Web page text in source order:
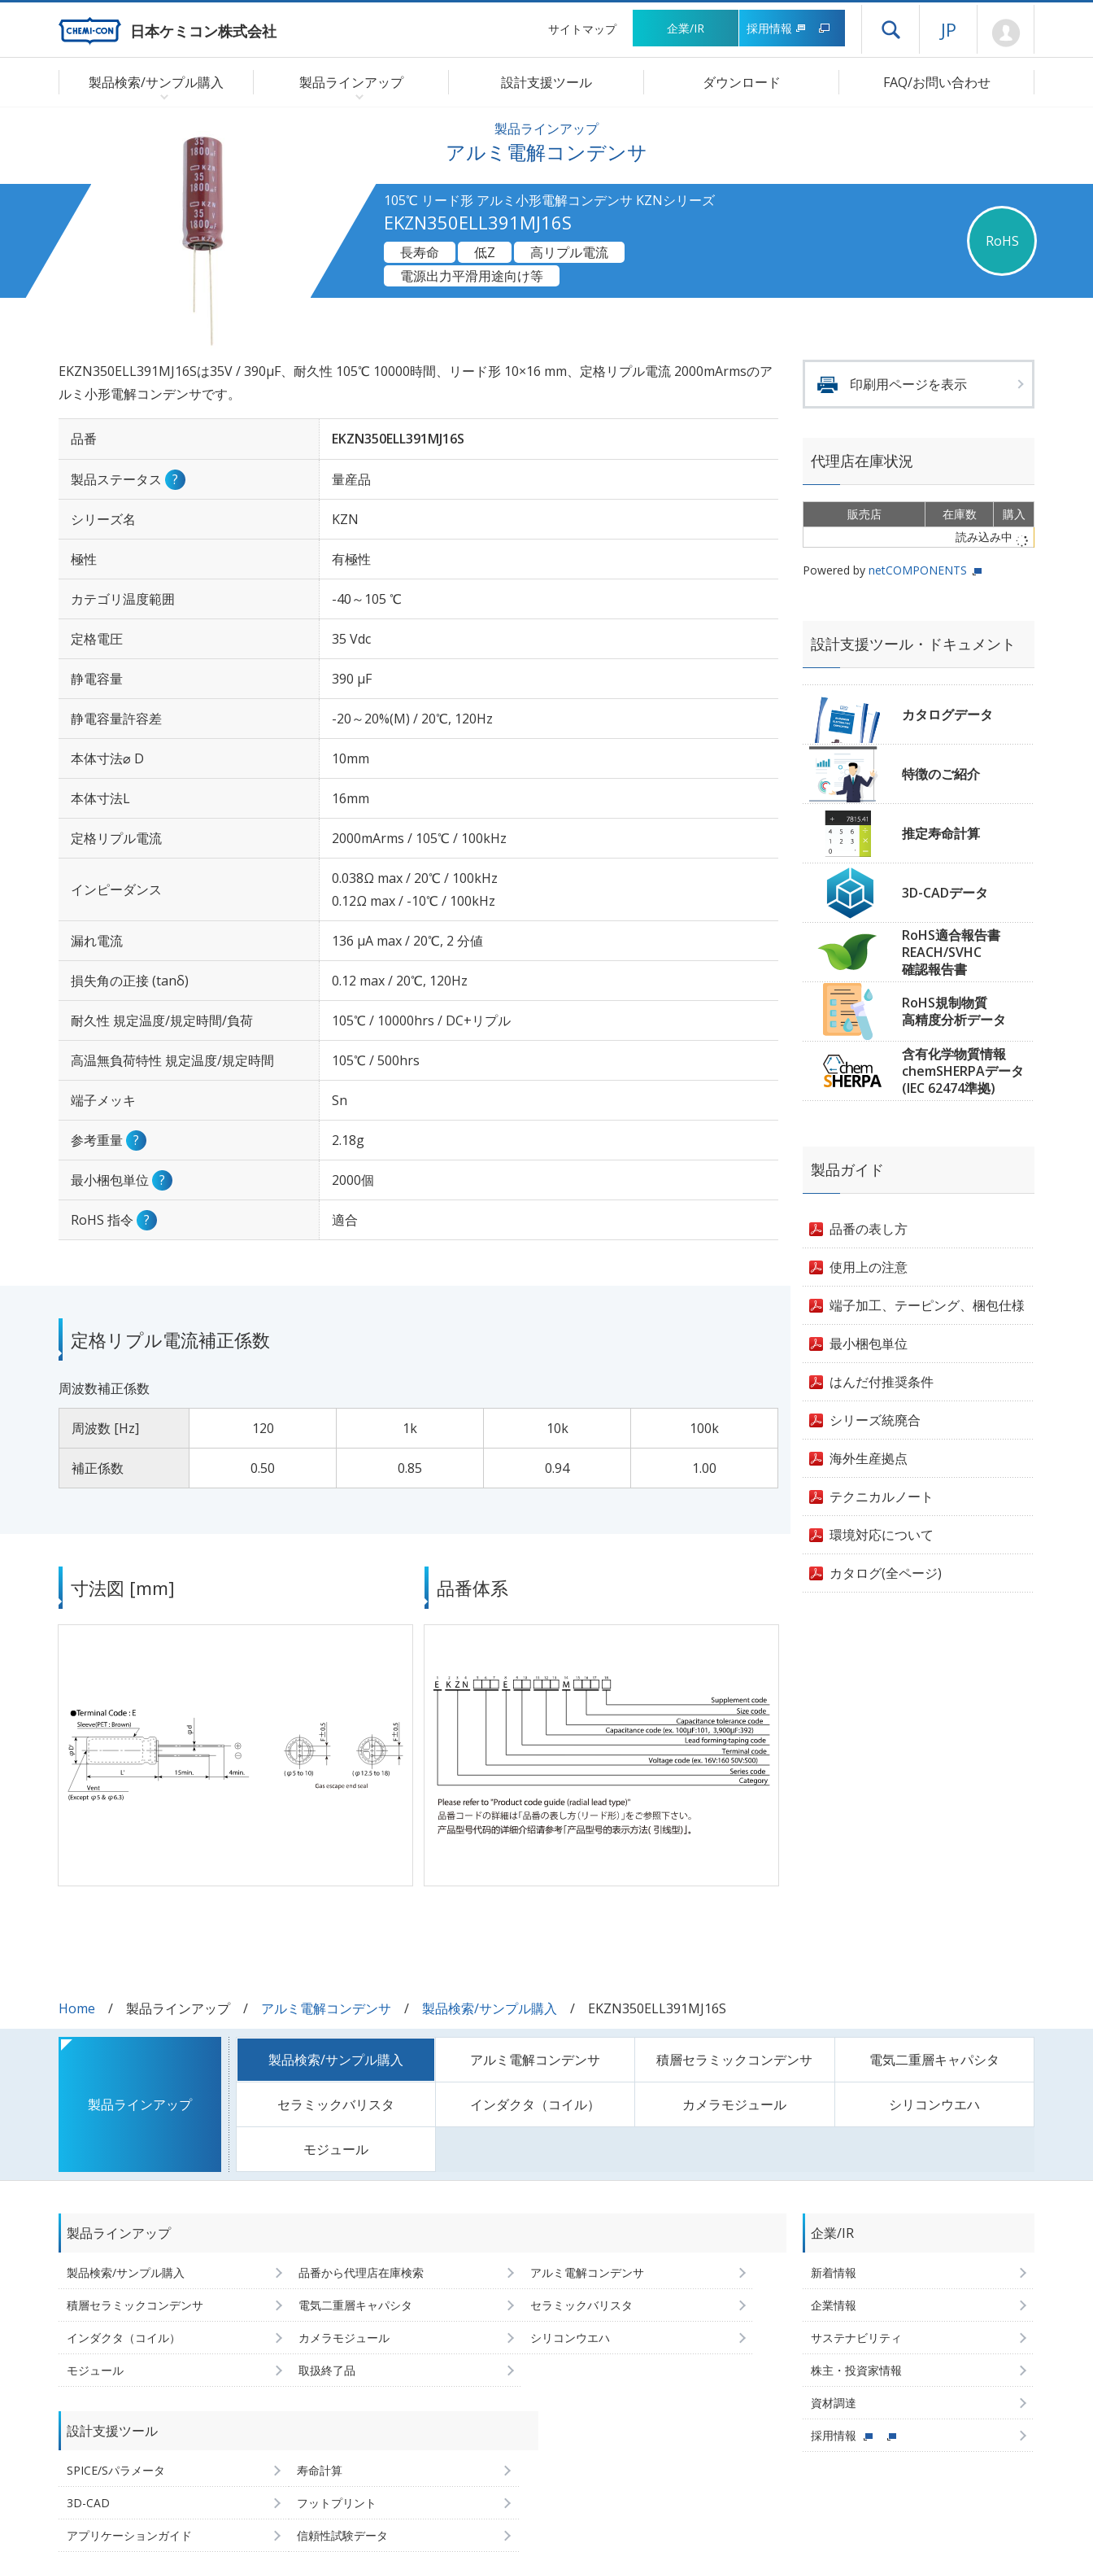
日本ケミコン株式会社 サイトマップ 企業/IR 採用情報 ドロワーメニューを開く
JP
製品検索/サンプル購入 製品ラインアップ 設計支援ツール ダウンロード FAQ/お問い合わせ
製品ラインアップ
アルミ電解コンデンサ
105℃ リード形 アルミ小形電解コンデンサ KZNシリーズ
EKZN350ELL391MJ16S
RoHS
長寿命 低Z
高リプル電流
電源出力平滑用途向け等
EKZN350ELL391MJ16Sは35V / 390µF、耐久性 105℃ 10000時間、リード形 10×16 mm、定格リプル電流 2000mArmsのア
ルミ小形電解コンデンサです。
品番 EKZN350ELL391MJ16S
製品ステータス ? 量産品
シリーズ名 KZN
極性 有極性
カテゴリ温度範囲 -40～105 ℃
定格電圧 35 Vdc
静電容量 390 µF
静電容量許容差 -20～20%(M) / 20℃, 120Hz
本体寸法⌀ D 10mm
本体寸法L 16mm
定格リプル電流 2000mArms / 105℃ / 100kHz
インピーダンス
0.038Ω max / 20℃ / 100kHz
0.12Ω max / -10℃ / 100kHz
漏れ電流 136 μA max / 20℃, 2 分値
損失角の正接 (tanδ) 0.12 max / 20℃, 120Hz
耐久性 規定温度/規定時間/負荷 105℃ / 10000hrs / DC+リプル
高温無負荷特性 規定温度/規定時間 105℃ / 500hrs
端子メッキ Sn
参考重量 ? 2.18g
最小梱包単位 ? 2000個
RoHS 指令 ? 適合
定格リプル電流補正係数
周波数補正係数
周波数 [Hz] 120 1k 10k 100k
補正係数 0.50 0.85 0.94 1.00
寸法図 [mm] 品番体系
印刷用ページを表示
代理店在庫状況
販売店 在庫数
購入
読み込み中
Powered by netCOMPONENTS
設計支援ツール・ドキュメント
カタログデータ
特徴のご紹介
推定寿命計算
3D-CADデータ
RoHS適合報告書
REACH/SVHC
確認報告書
RoHS規制物質
高精度分析データ
含有化学物質情報
chemSHERPAデータ
(IEC 62474準拠)
製品ガイド
品番の表し方
使用上の注意
端子加工、テーピング、梱包仕様
最小梱包単位
はんだ付推奨条件
シリーズ統廃合
海外生産拠点
テクニカルノート
環境対応について
カタログ(全ページ)
Home 製品ラインアップ アルミ電解コンデンサ 製品検索/サンプル購入 EKZN350ELL391MJ16S
製品ラインアップ
製品検索/サンプル購入 アルミ電解コンデンサ 積層セラミックコンデンサ 電気二重層キャパシタ
セラミックバリスタ インダクタ（コイル） カメラモジュール シリコンウエハ
モジュール
製品ラインアップ
製品検索/サンプル購入 品番から代理店在庫検索 アルミ電解コンデンサ
積層セラミックコンデンサ 電気二重層キャパシタ セラミックバリスタ
インダクタ（コイル） カメラモジュール シリコンウエハ
モジュール 取扱終了品
設計支援ツール
SPICE/Sパラメータ 寿命計算
3D-CAD フットプリント
アプリケーションガイド 信頼性試験データ
企業/IR
新着情報
企業情報
サステナビリティ
株主・投資家情報
資材調達
採用情報